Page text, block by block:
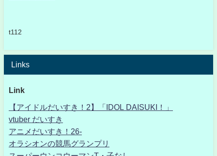
t112
Links
Link
【アイドルだいすき！2】「IDOL DAISUKI！」
vtuber だいすき
アニメだいすき！26-
オラシオンの競馬グランプリ